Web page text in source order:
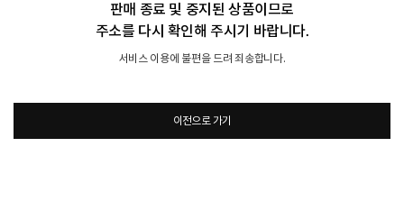
판매 종료 및 중지된 상품이므로
주소를 다시 확인해 주시기 바랍니다.
서비스 이용에 불편을 드려 죄송합니다.
이전으로 가기